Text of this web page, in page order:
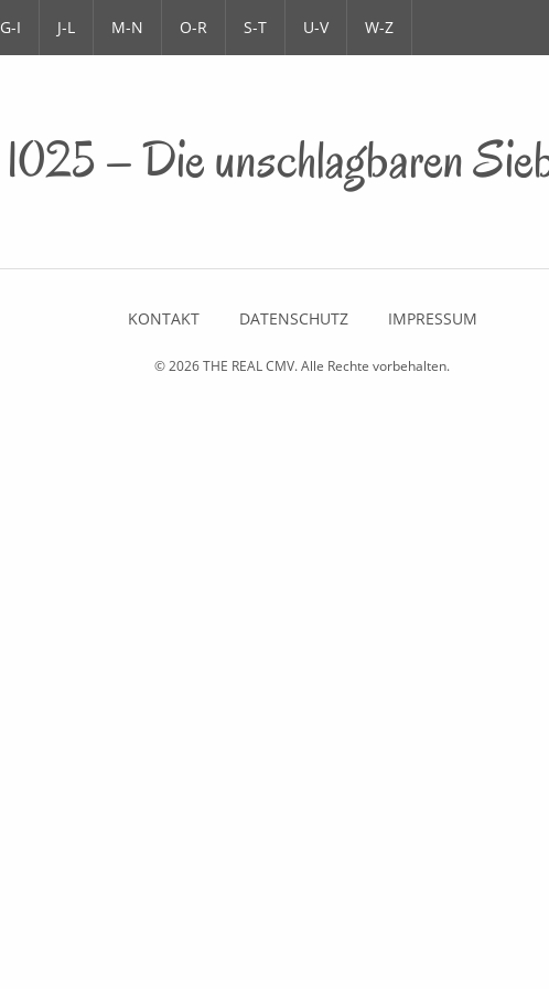
G-I J-L M-N O-R S-T U-V W-Z
1025 – Die unschlagbaren
KONTAKT DATENSCHUTZ IMPRESSUM
© 2026THE REAL CMV. Alle Rechte vorbehalten.